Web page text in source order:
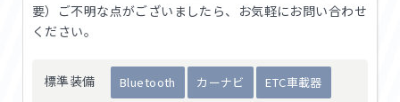
要）ご不明な点がございましたら、お気軽にお問い合わせ
ください。
標準装備 Bluetooth カーナビ ETC車載器